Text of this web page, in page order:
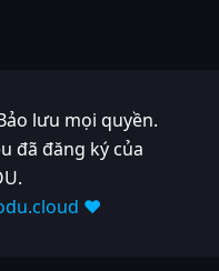
lưu mọi quyền.
đã đăng ký của
❤️